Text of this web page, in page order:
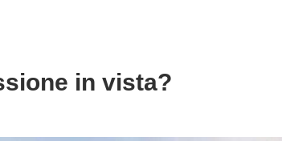
in vista?